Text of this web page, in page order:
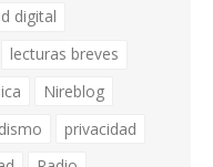
digital
lecturas breves
Nireblog
privacidad